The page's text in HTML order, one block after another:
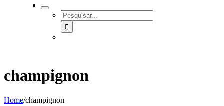
SEARCH
FOR:
champignon
Home/champignon